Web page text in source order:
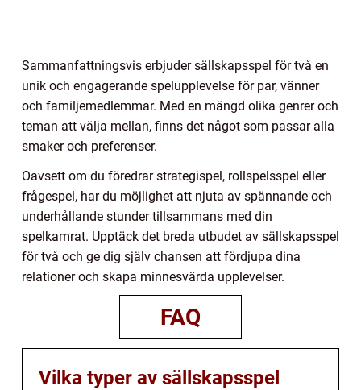
Sammanfattningsvis erbjuder sällskapsspel för två en
unik och engagerande spelupplevelse för par, vänner
och familjemedlemmar. Med en mängd olika genrer och
teman att välja mellan, finns det något som passar alla
smaker och preferenser.
Oavsett om du föredrar strategispel, rollspelsspel eller
frågespel, har du möjlighet att njuta av spännande och
underhållande stunder tillsammans med din
spelkamrat. Upptäck det breda utbudet av sällskapsspel
för två och ge dig själv chansen att fördjupa dina
relationer och skapa minnesvärda upplevelser.
FAQ
Vilka typer av sällskapsspel